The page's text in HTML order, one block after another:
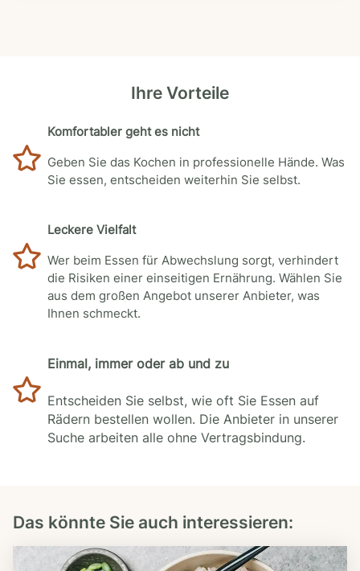
Ihre Vorteile
Komfortabler geht es nicht
Geben Sie das Kochen in professionelle Hände. Was
Sie essen, entscheiden weiterhin Sie selbst.
Leckere Vielfalt
Wer beim Essen für Abwechslung sorgt, verhindert
die Risiken einer einseitigen Ernährung. Wählen Sie
aus dem großen Angebot unserer Anbieter, was
Ihnen schmeckt.
Einmal, immer oder ab und zu
Entscheiden Sie selbst, wie oft Sie Essen auf
Rädern bestellen wollen. Die Anbieter in unserer
Suche arbeiten alle ohne Vertragsbindung.
Das könnte Sie auch interessieren: